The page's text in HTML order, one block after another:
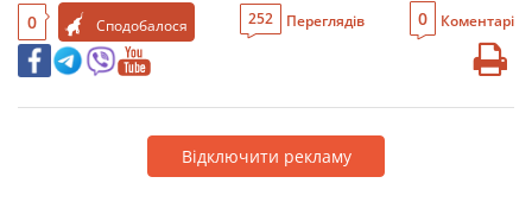
0 Сподобалося 252 Переглядів 0 Коментарі
Відключити рекламу